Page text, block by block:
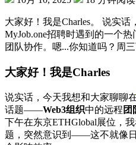
大家好！我是Charles。 说实
MyJob.one招聘时遇到的一个
团队协作。嗯...你知道吗？周
大家好！我是Charles
说实话，今天我想和大家聊聊
话题——Web3组织中的远程 团
下午在东京ETHGlobal展位，
题，突然意识到——这不就像